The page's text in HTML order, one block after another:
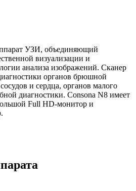
УЗИ, объединяющий
визуализации и
анализа изображений. Сканер
органов брюшной
и сердца, органов малого
диагностики. Consona N8 имеет
Full HD-монитор и